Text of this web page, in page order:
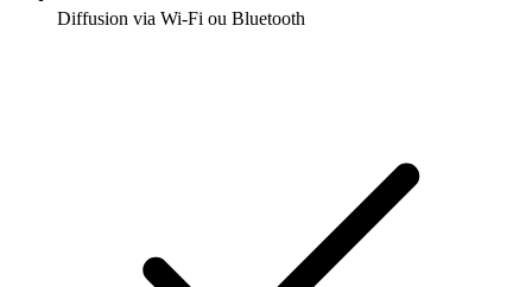
Diffusion via Wi-Fi ou Bluetooth